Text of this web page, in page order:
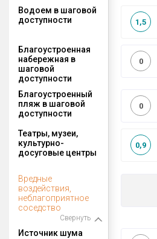
Водоем в шаговой
доступности
1,5
Благоустроенная
набережная в
шаговой
доступности
0
Благоустроенный
пляж в шаговой
доступности
0
Театры, музеи,
культурно-
досуговые центры
0,9
Вредные
воздействия,
неблагоприятное
соседство
Свернуть
Источник шума